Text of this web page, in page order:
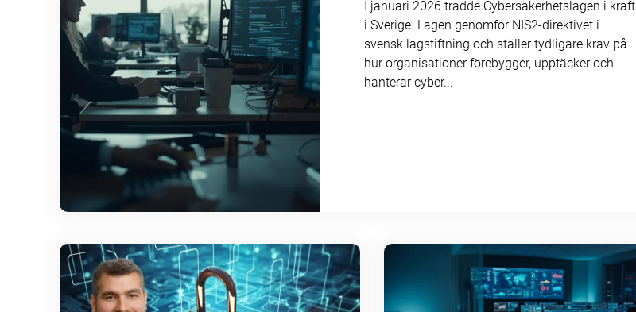
I januari 2026 trädde Cybersäkerhetslagen i kraft
i Sverige. Lagen genomför NIS2-direktivet i
svensk lagstiftning och ställer tydligare krav på
hur organisationer förebygger, upptäcker och
hanterar cyber...